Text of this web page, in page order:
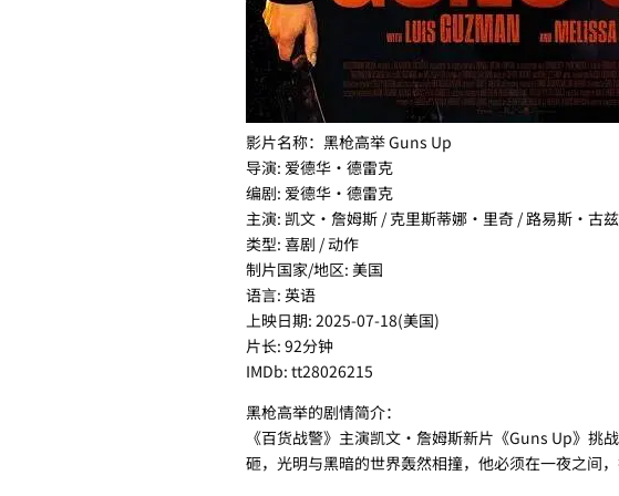
影片名称：黑枪高举 Guns Up
导演: 爱德华·德雷克
编剧: 爱德华·德雷克
主演: 凯文·詹姆斯 / 克里斯蒂娜·里奇 / 路易斯·古
类型: 喜剧 / 动作
制片国家/地区: 美国
语言: 英语
上映日期: 2025-07-18(美国)
片长: 92分钟
IMDb: tt28026215
黑枪高举的剧情简介：
《百货战警》主演凯文·詹姆斯新片《Guns Up》挑
砸，光明与黑暗的世界轰然相撞，他必须在一夜之间，